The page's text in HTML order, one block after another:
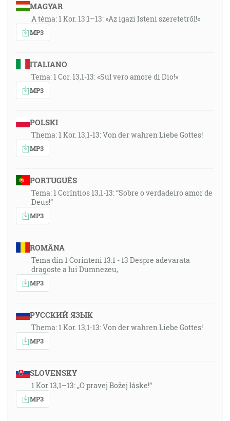
MAGYAR
A téma: 1 Kor. 13:1–13: »Az igazi Isteni szeretetről!«
MP3
ITALIANO
Tema: 1 Cor. 13,1-13: «Sul vero amore di Dio!»
MP3
POLSKI
Thema: 1 Kor. 13,1-13: Von der wahren Liebe Gottes!
MP3
PORTUGUÊS
Tema: 1 Coríntios 13,1-13: “Sobre o verdadeiro amor de
Deus!”
MP3
ROMÂNA
Tema din 1 Corinteni 13:1 - 13 Despre adevarata
dragoste a lui Dumnezeu,
MP3
РУССКИЙ ЯЗЫК
Thema: 1 Kor. 13,1-13: Von der wahren Liebe Gottes!
MP3
SLOVENSKY
1 Kor 13,1–13: „O pravej Božej láske!“
MP3